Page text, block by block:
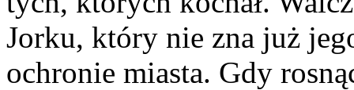
Jorku, który nie zna już
ochronie miasta. Gdy